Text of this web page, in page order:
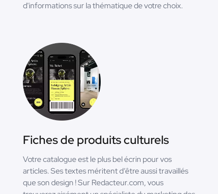
d'informations sur la thématique de votre choix.
Fiches de produits culturels
Votre catalogue est le plus bel écrin pour vos
articles. Ses textes méritent d’être aussi travaillés
que son design ! Sur Redacteur.com, vous